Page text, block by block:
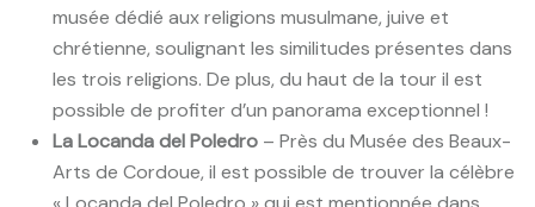
musée dédié aux religions musulmane, juive et
chrétienne, soulignant les similitudes présentes dans
les trois religions. De plus, du haut de la tour il est
possible de profiter d’un panorama exceptionnel !
La Locanda del Poledro – Près du Musée des Beaux-
Arts de Cordoue, il est possible de trouver la célèbre